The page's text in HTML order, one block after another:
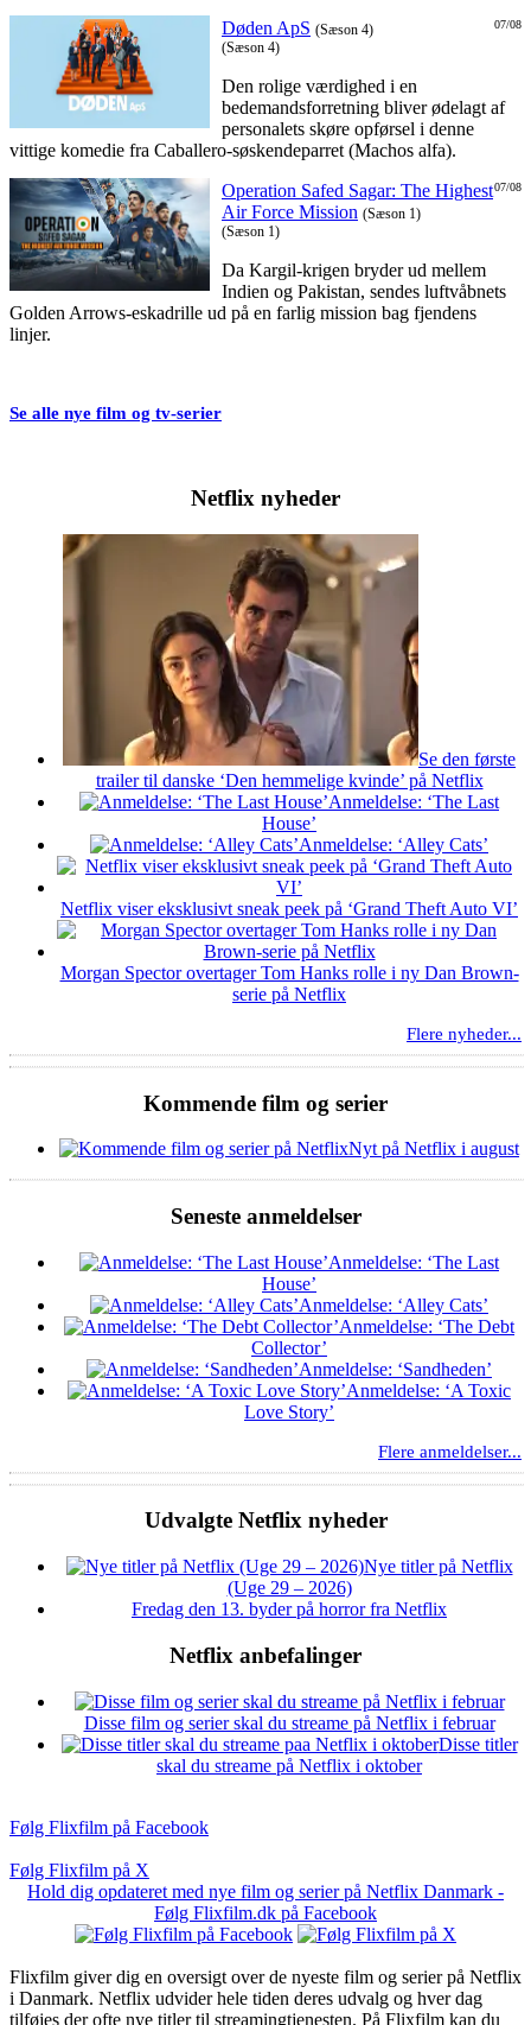
07/08
Døden ApS (Sæson 4)
(Sæson 4)
Den rolige værdighed i en
bedemandsforretning bliver ødelagt af
personalets skøre opførsel i denne
vittige komedie fra Caballero-søskendeparret (Machos alfa).
07/08
Operation Safed Sagar: The Highest
Air Force Mission (Sæson 1)
(Sæson 1)
Da Kargil-krigen bryder ud mellem
Indien og Pakistan, sendes luftvåbnets
Golden Arrows-eskadrille ud på en farlig mission bag fjendens
linjer.
Se alle nye film og tv-serier
Netflix nyheder
Se den første
trailer til danske ‘Den hemmelige kvinde’ på Netflix
Anmeldelse: ‘The Last
House’
Anmeldelse: ‘Alley Cats’
Netflix viser eksklusivt sneak peek på ‘Grand Theft Auto VI’
Morgan Spector overtager Tom Hanks rolle i ny Dan Brown-
serie på Netflix
Flere nyheder...
Kommende film og serier
Nyt på Netflix i august
Seneste anmeldelser
Anmeldelse: ‘The Last
House’
Anmeldelse: ‘Alley Cats’
Anmeldelse: ‘The Debt
Collector’
Anmeldelse: ‘Sandheden’
Anmeldelse: ‘A Toxic
Love Story’
Flere anmeldelser...
Udvalgte Netflix nyheder
Nye titler på Netflix
(Uge 29 – 2026)
Fredag den 13. byder på horror fra Netflix
Netflix anbefalinger
Disse film og serier skal du streame på Netflix i februar
Disse titler
skal du streame på Netflix i oktober
Følg Flixfilm på Facebook
Følg Flixfilm på X
Hold dig opdateret med nye film og serier på Netflix Danmark -
Følg Flixfilm.dk på Facebook
Flixfilm giver dig en oversigt over de nyeste film og serier på Netflix
i Danmark. Netflix udvider hele tiden deres udvalg og hver dag
tilføjes der ofte nye titler til streamingtjenesten. På Flixfilm kan du